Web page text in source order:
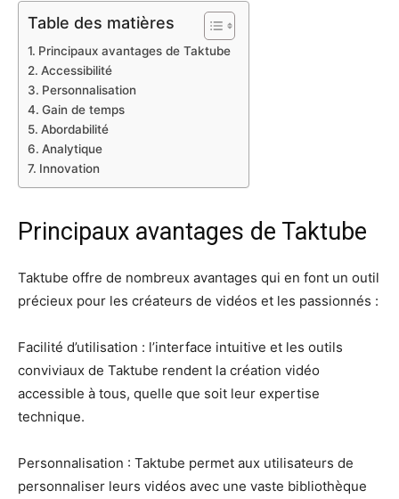
Table des matières
Principaux avantages de Taktube
Accessibilité
Personnalisation
Gain de temps
Abordabilité
Analytique
Innovation
Principaux avantages de Taktube
Taktube offre de nombreux avantages qui en font un outil
précieux pour les créateurs de vidéos et les passionnés :
Facilité d’utilisation : l’interface intuitive et les outils
conviviaux de Taktube rendent la création vidéo
accessible à tous, quelle que soit leur expertise
technique.
Personnalisation : Taktube permet aux utilisateurs de
personnaliser leurs vidéos avec une vaste bibliothèque